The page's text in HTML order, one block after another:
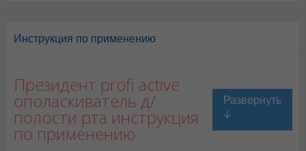
Инструкция по применению
Президент profi active
ополаскиватель д/
полости рта инструкция
по применению